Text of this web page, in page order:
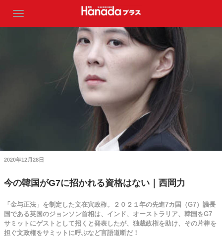
2020年12月28日
今の韓国がG7に招かれる資格はない｜西岡力
「金与正法」を制定した文在寅政権。２０２１年の先進7カ国（G7）議長
国である英国のジョンソン首相は、インド、オーストラリア、韓国をG7
サミットにゲストとして招くと発表したが、独裁政権を助け、その片棒を
担ぐ文政権をサミットに呼ぶなど言語道断だ！